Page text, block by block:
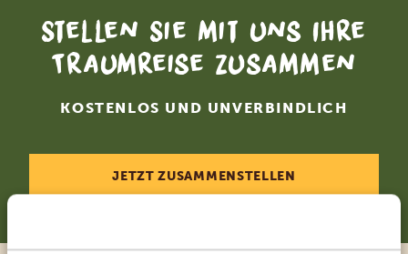
Stellen Sie mit uns Ihre
Traumreise zusammen
KOSTENLOS UND UNVERBINDLICH
JETZT ZUSAMMENSTELLEN